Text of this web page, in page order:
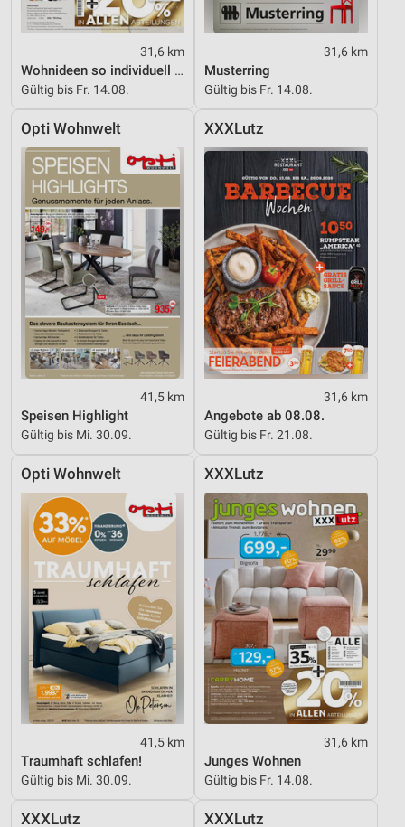
31,6 km
Wohnideen so individuell wie du!
Gültig bis Fr. 14.08.
31,6 km
Musterring
Gültig bis Fr. 14.08.
Opti Wohnwelt
41,5 km
Speisen Highlight
Gültig bis Mi. 30.09.
XXXLutz
31,6 km
Angebote ab 08.08.
Gültig bis Fr. 21.08.
Opti Wohnwelt
41,5 km
Traumhaft schlafen!
Gültig bis Mi. 30.09.
XXXLutz
31,6 km
Junges Wohnen
Gültig bis Fr. 14.08.
XXXLutz XXXLutz